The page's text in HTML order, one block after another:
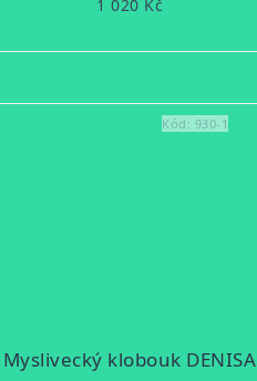
1 020 Kč
Myslivecký klobouk DENISA
Kód: 930-1